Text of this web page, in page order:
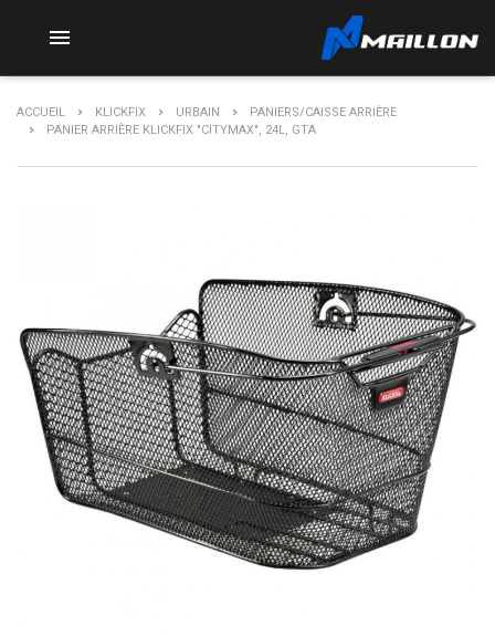

ACCUEIL KLICKFIX URBAIN
PANIERS/CAISSE ARRIÈRE
PANIER ARRIÈRE KLICKFIX "CITYMAX", 24L, GTA